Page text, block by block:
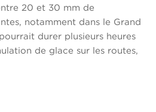
20 et 30 mm de
notamment dans le Grand
durer plusieurs heures
de glace sur les routes,